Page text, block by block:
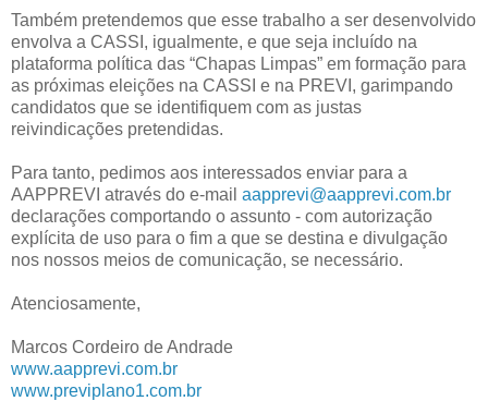
Também pretendemos que esse trabalho a ser desenvolvido
envolva a CASSI, igualmente, e que seja incluído na
plataforma política das “Chapas Limpas” em formação para
as próximas eleições na CASSI e na PREVI, garimpando
candidatos que se identifiquem com as justas
reivindicações pretendidas.
Para tanto, pedimos aos interessados enviar para a
AAPPREVI através do e-mail aapprevi@aapprevi.com.br
declarações comportando o assunto - com autorização
explícita de uso para o fim a que se destina e divulgação
nos nossos meios de comunicação, se necessário.
Atenciosamente,
Marcos Cordeiro de Andrade
www.aapprevi.com.br
www.previplano1.com.br